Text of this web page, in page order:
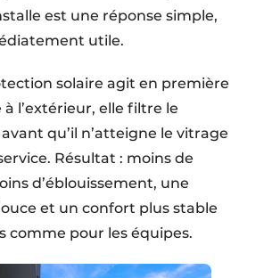
est une réponse simple,
utile.
solaire agit en première
l’extérieur, elle filtre le
qu’il n’atteigne le vitrage
Résultat : moins de
d’éblouissement, une
et un confort plus stable
comme pour les équipes.